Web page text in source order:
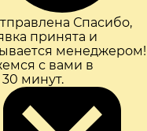
Спасибо,
принята и
менеджером!
с вами в
минут.